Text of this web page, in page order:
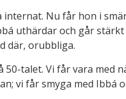
Nu får hon i
uthärdar och går
där, orubbliga.
talet. Vi får vara med
vi får smyga med Ibbá